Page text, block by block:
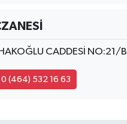
CADDESİ NO:21/B
0 (464) 532 16 63